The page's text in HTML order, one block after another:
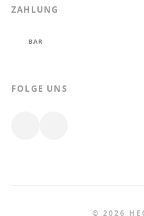
ZAHLUNG
BAR
FOLGE UNS
© 2026